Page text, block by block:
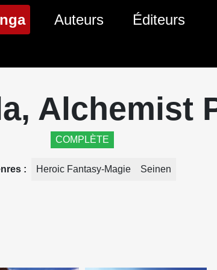
(page courante)
Manga
Auteurs Éditeurs
Alchemist
COMPLÈTE
Heroic Fantasy-Magie Seinen